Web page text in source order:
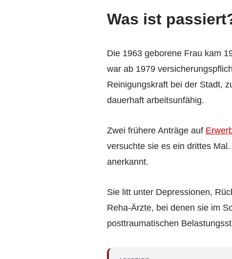
Was ist
Die 1963 geborene Frau kam
war ab 1979
Reinigungskraft bei der Stadt,
dauerhaft arbeitsunfähig.
Zwei frühere Anträge auf
versuchte sie es ein drittes
anerkannt.
Sie litt unter Depressionen,
Reha-Ärzte, bei denen sie im
posttraumatischen